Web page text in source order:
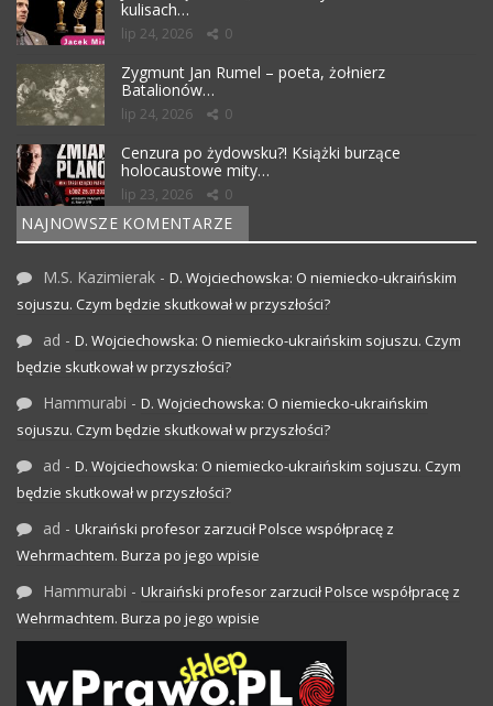
kulisach…
lip 24, 2026 0
Zygmunt Jan Rumel – poeta, żołnierz
Batalionów…
lip 24, 2026 0
Cenzura po żydowsku?! Książki burzące
holocaustowe mity…
lip 23, 2026 0
NAJNOWSZE KOMENTARZE
M.S. Kazimierak - D. Wojciechowska: O niemiecko-ukraińskim
sojuszu. Czym będzie skutkował w przyszłości?
ad - D. Wojciechowska: O niemiecko-ukraińskim sojuszu. Czym
będzie skutkował w przyszłości?
Hammurabi - D. Wojciechowska: O niemiecko-ukraińskim
sojuszu. Czym będzie skutkował w przyszłości?
ad - D. Wojciechowska: O niemiecko-ukraińskim sojuszu. Czym
będzie skutkował w przyszłości?
ad - Ukraiński profesor zarzucił Polsce współpracę z
Wehrmachtem. Burza po jego wpisie
Hammurabi - Ukraiński profesor zarzucił Polsce współpracę z
Wehrmachtem. Burza po jego wpisie